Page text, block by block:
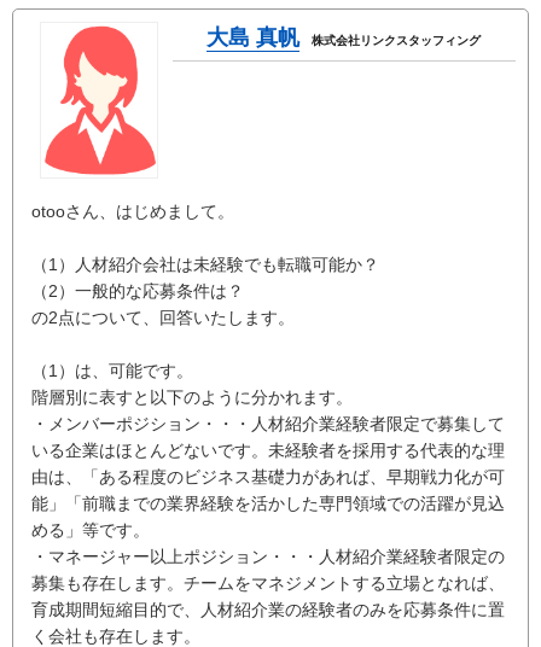
大島 真帆 株式会社リンクスタッフィング
otooさん、はじめまして。
（1）人材紹介会社は未経験でも転職可能か？
（2）一般的な応募条件は？
の2点について、回答いたします。
（1）は、可能です。
階層別に表すと以下のように分かれます。
・メンバーポジション・・・人材紹介業経験者限定で募集して
いる企業はほとんどないです。未経験者を採用する代表的な理
由は、「ある程度のビジネス基礎力があれば、早期戦力化が可
能」「前職までの業界経験を活かした専門領域での活躍が見込
める」等です。
・マネージャー以上ポジション・・・人材紹介業経験者限定の
募集も存在します。チームをマネジメントする立場となれば、
育成期間短縮目的で、人材紹介業の経験者のみを応募条件に置
く会社も存在します。